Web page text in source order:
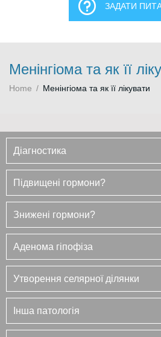
ЗАДАТИ
Менінгіома та як її
Home / Менінгіома та як її лікувати
Діагностика
Підвищені гормони?
Знижені гормони?
Аденома гіпофіза
Утворення селярної ділянки
Інша патологія